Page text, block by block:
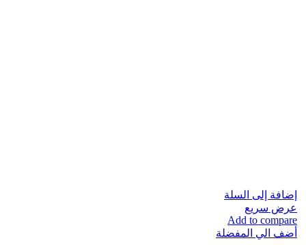
إضافة إلى السلة
عرض سريع
Add to compare
أضف الي المفضلة